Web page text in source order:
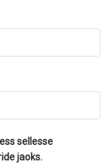
sellesse
jaoks.